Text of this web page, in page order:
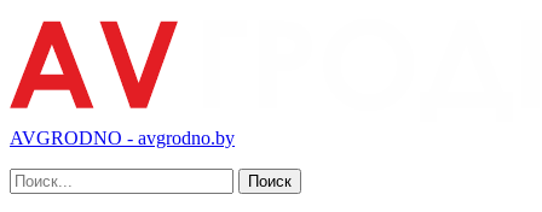
AVGRODNO - avgrodno.by